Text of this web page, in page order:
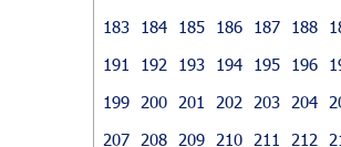
183
184 185 186 187 188
191
192 193 194 195 196
199
200 201 202 203 204
207
208 209 210 211 212